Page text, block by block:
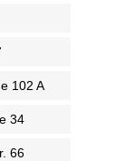
102 A
34
66